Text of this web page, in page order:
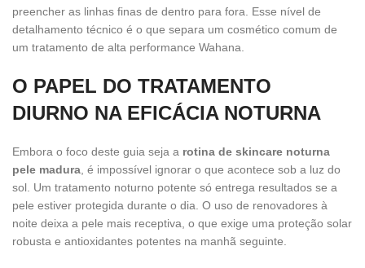
preencher as linhas finas de dentro para fora. Esse nível de
detalhamento técnico é o que separa um cosmético comum de
um tratamento de alta performance Wahana.
O PAPEL DO TRATAMENTO
DIURNO NA EFICÁCIA NOTURNA
Embora o foco deste guia seja a rotina de skincare noturna
pele madura, é impossível ignorar o que acontece sob a luz do
sol. Um tratamento noturno potente só entrega resultados se a
pele estiver protegida durante o dia. O uso de renovadores à
noite deixa a pele mais receptiva, o que exige uma proteção solar
robusta e antioxidantes potentes na manhã seguinte.